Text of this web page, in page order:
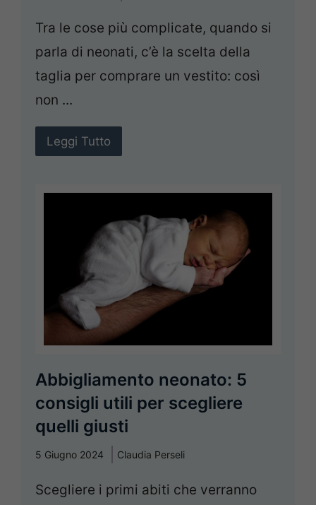
Tra le cose più complicate, quando si
parla di neonati, c’è la scelta della
taglia per comprare un vestito: così
non ...
Leggi Tutto
Abbigliamento neonato: 5
consigli utili per scegliere
quelli giusti
5 Giugno 2024 Claudia Perseli
Scegliere i primi abiti che verranno